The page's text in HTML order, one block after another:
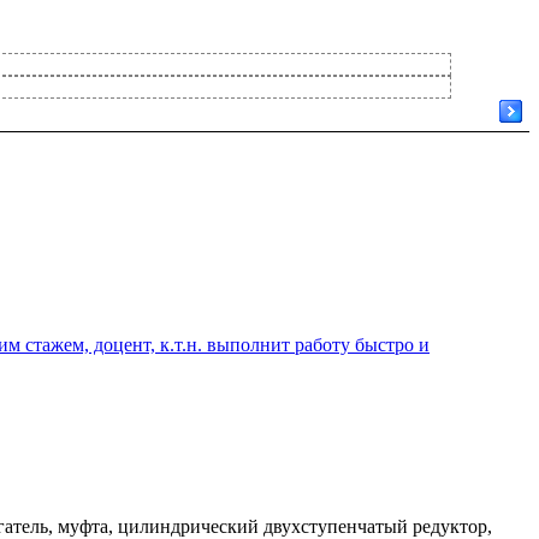
стажем, доцент, к.т.н. выполнит работу быстро и
муфта, цилиндрический двухступенчатый редуктор,